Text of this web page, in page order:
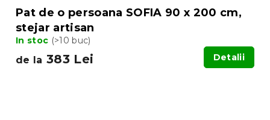
Pat de o persoana SOFIA 90 x 200 cm,
stejar artisan
In stoc (>10 buc)
de la 383 Lei Detalii